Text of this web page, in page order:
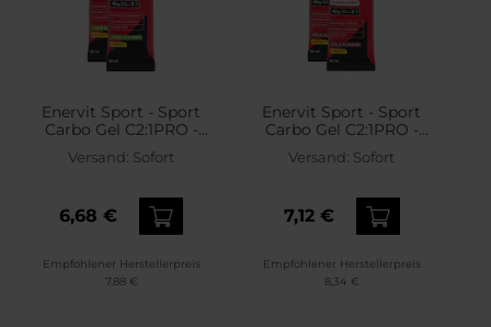
Enervit Sport - Sport
Carbo Gel C2:1PRO -
Energiegel - 2 x 60 ml -
Limette
Versand: Sofort
6,68 €
Empfohlener Herstellerpreis
7,88 €
Enervit Sport - Sport
Carbo Gel C2:1PRO -
Energiegel - 2 x 60 ml -
Cola mit Koffein
Versand: Sofort
7,12 €
Empfohlener Herstellerpreis
8,34 €